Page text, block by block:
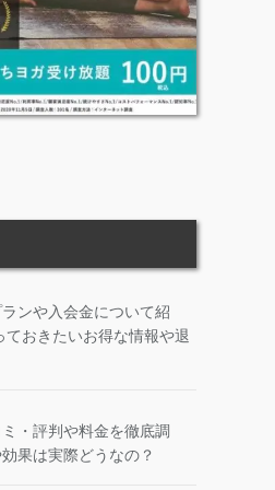
ンや入会金について紹
ておきたいお得な情報や退
・評判や料金を徹底調
果は実際どうなの？